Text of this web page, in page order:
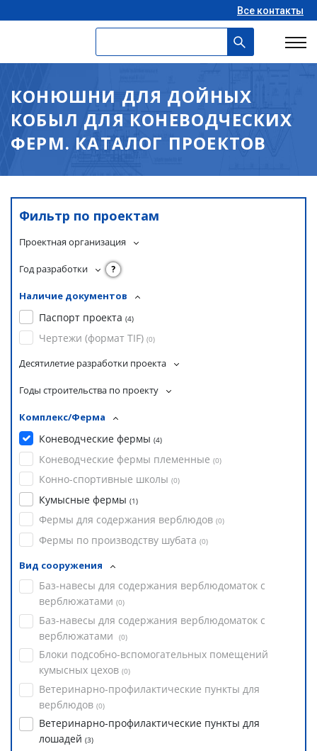
Все контакты
КОНЮШНИ ДЛЯ ДОЙНЫХ
КОБЫЛ ДЛЯ КОНЕВОДЧЕСКИХ
ФЕРМ. КАТАЛОГ ПРОЕКТОВ
Фильтр по проектам
Проектная организация
Год разработки ?
Наличие документов
Паспорт проекта (4)
Чертежи (формат TIF) (0)
Десятилетие разработки проекта
Годы строительства по проекту
Комплекс/Ферма
Коневодческие фермы (4)
Коневодческие фермы племенные (0)
Конно-спортивные школы (0)
Кумысные фермы (1)
Фермы для содержания верблюдов (0)
Фермы по производству шубата (0)
Вид сооружения
Баз-навесы для содержания верблюдоматок с
верблюжатами (0)
Баз-навесы для содержания верблюдоматок с
верблюжатами
(0)
Блоки подсобно-вспомогательных помещений
кумысных цехов (0)
Ветеринарно-профилактические пункты для
верблюдов (0)
Ветеринарно-профилактические пункты для
лошадей (3)